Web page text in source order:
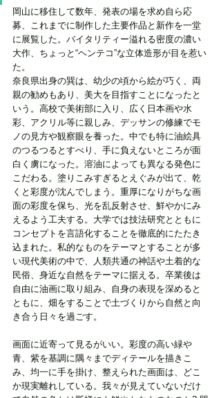
岡山に移住して数年、発表の場を求め自ら応
募、これまでに制作した主要作品と新作を一堂
に展覧した。バイタリティー溢れる密度の濃い
大作、ちょっと“ヘンテコ”な立体造形が目を惹い
た。
奈良県出身の巽は、幼少の頃から絵が巧く、両
親の勧めもあり、美大を目指すことになったと
いう。高校で美術部に入り、広く日本画や水
彩、アクリル等に親しみ、デッサンの修練でモ
ノの見方や観察眼を養った。中でも特に油絵具
のつるつるとすべり、手に負えないところが面
白く虜になった。溶油によっても異なる発色に
こだわる。塗りこみすぎるとえぐみが出て、乾
くと彩度が沈んでしまう。重厚になりがちな画
面の彩度を保ち、光を乱反射させ、鮮やかにみ
えるよう工夫する。大学では技法研究とともに
コンセプトを言語化することを徹底的にたたき
込まれた。私的なものをテーマとすることが多
い現代美術の中で、人類共通の神話や土着的な
民俗、身近な自然をテーマに据える。卒業後は
自由に油画に取り組み、自身の表現を深めると
ともに、畑をすることで土づくりから自然と向
き合う日々を過ごす。
画面に近寄って見るがいい。彩度の高い緑や
青、紫を基調に隅々までディテールを描きこ
み、均一に手を掛け、整えられた画面は、どこ
か現実離れしている。我々が見えていないだけ